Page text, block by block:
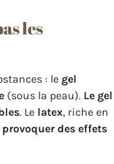
les
: le gel
(sous la peau). Le gel
. Le latex, riche en
des effets